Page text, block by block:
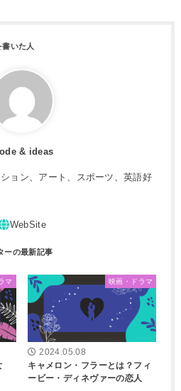
& ideas
ョン、アート、スポーツ、英語好
マ 映画・ドラマ
2024.05.08
キャメロン・フラーとは？フィ
ービー・ディネヴァーの恋人